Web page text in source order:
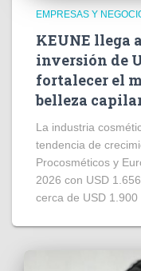
EMPRESAS Y
KEUNE llega
inversión de
fortalecer el
belleza
La industria
tendencia de
Procosméticos y
2026 con USD
cerca de USD 1.900